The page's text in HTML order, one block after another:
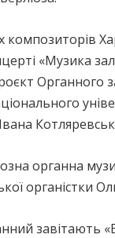
«Музика
Органного
органна
органістки
завітають